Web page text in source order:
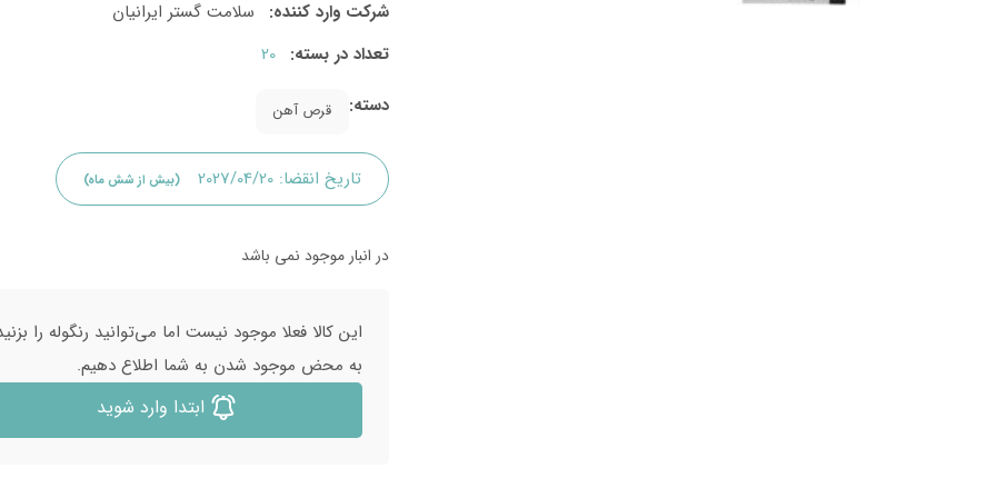
شرکت وارد کننده:
سلامت گستر ایرانیان
تعداد در بسته: 20
دسته:
قرص آهن
تاریخ انقضا:2027/04/20 (بیش از شش ماه)
در انبار موجود نمی باشد
این کالا فعلا موجود نیست اما می‌توانید رنگوله را
به محض موجود شدن به شما اطلاع دهیم.
ابتدا وارد شوید